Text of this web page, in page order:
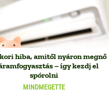
MINDMEGETTE
hiba, amitől nyáron megnő
– így kezdj el
spórolni